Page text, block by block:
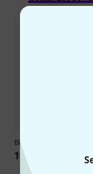
BirdDog
10 690 kr